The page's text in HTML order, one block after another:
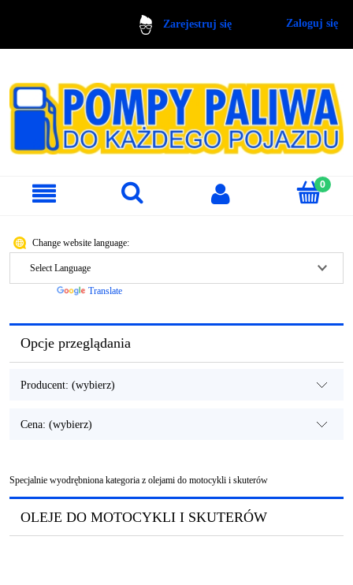
Zarejestruj się Zaloguj się
Change website language:
Translate
Opcje przeglądania
Producent: (wybierz)
Cena: (wybierz)
Specjalnie wyodrębniona kategoria z olejami do motocykli i skuterów
OLEJE DO MOTOCYKLI I SKUTERÓW